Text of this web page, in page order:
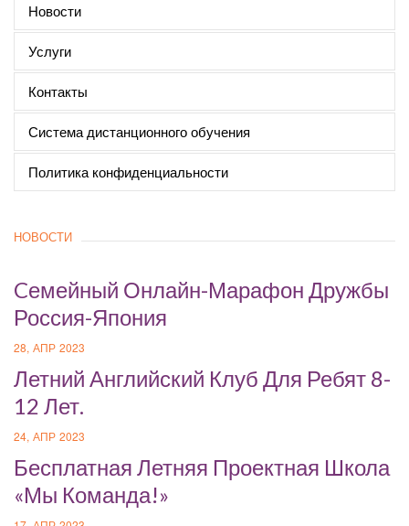
Новости
Услуги
Контакты
Система дистанционного обучения
Политика конфиденциальности
НОВОСТИ
Cемейный Онлайн-Марафон Дружбы
Россия-Япония
28, АПР 2023
Летний Английский Клуб Для Ребят 8-
12 Лет.
24, АПР 2023
Бесплатная Летняя Проектная Школа
«Мы Команда!»